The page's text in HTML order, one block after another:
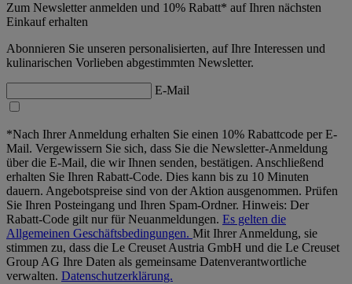
Zum Newsletter anmelden und 10% Rabatt* auf Ihren nächsten
Einkauf erhalten
Abonnieren Sie unseren personalisierten, auf Ihre Interessen und
kulinarischen Vorlieben abgestimmten Newsletter.
E-Mail
*Nach Ihrer Anmeldung erhalten Sie einen 10% Rabattcode per E-
Mail. Vergewissern Sie sich, dass Sie die Newsletter-Anmeldung
über die E-Mail, die wir Ihnen senden, bestätigen. Anschließend
erhalten Sie Ihren Rabatt-Code. Dies kann bis zu 10 Minuten
dauern. Angebotspreise sind von der Aktion ausgenommen. Prüfen
Sie Ihren Posteingang und Ihren Spam-Ordner. Hinweis: Der
Rabatt-Code gilt nur für Neuanmeldungen. Es gelten die
Allgemeinen Geschäftsbedingungen. Mit Ihrer Anmeldung, sie
stimmen zu, dass die Le Creuset Austria GmbH und die Le Creuset
Group AG Ihre Daten als gemeinsame Datenverantwortliche
verwalten. Datenschutzerklärung.